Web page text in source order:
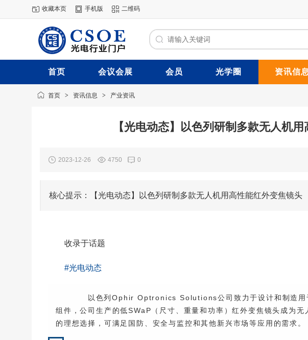
收藏本页 手机版 二维码
首页 会议会展 会员 光学圈 资讯信息
首页 > 资讯信息 > 产业资讯
【光电动态】以色列研制多款无人机
2023-12-26 4750 0
核心提示：【光电动态】以色列研制多款无人机用高性能红外变焦镜头
收录于话题
#光电动态
以色列Ophir Optronics Solutions公司致力于设计和制造用
组件，公司生产的低SWaP（尺寸、重量和功率）红外变焦镜头成为
的理想选择，可满足国防、安全与监控和其他新兴市场等应用的需求。